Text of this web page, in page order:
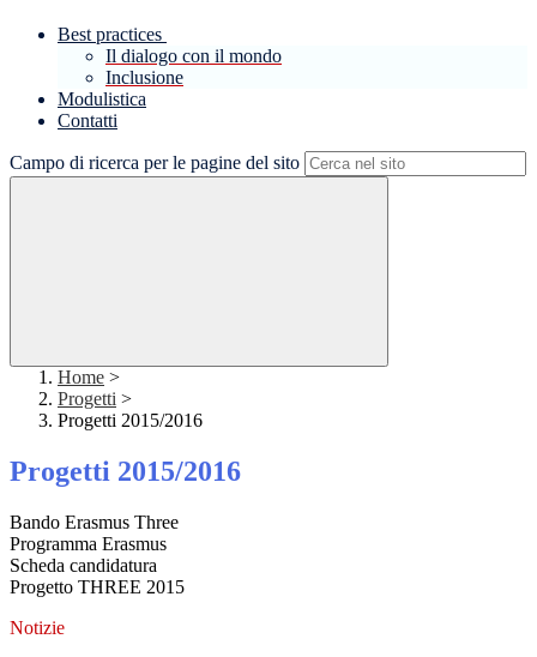
Best practices
Il dialogo con il mondo
Inclusione
Modulistica
Contatti
Campo di ricerca per le pagine del sito
Home >
Progetti >
Progetti 2015/2016
Progetti 2015/2016
Bando Erasmus Three
Programma Erasmus
Scheda candidatura
Progetto THREE 2015
Notizie